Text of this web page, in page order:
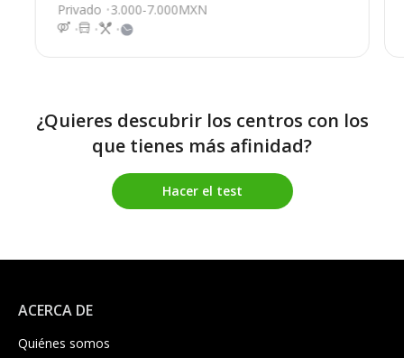
Privado 3.000-7.000MXN
¿Quieres descubrir los centros con los
que tienes más afinidad?
Hacer el test
ACERCA DE
Quiénes somos